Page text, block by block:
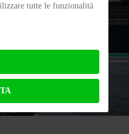
tutte le funzionalità